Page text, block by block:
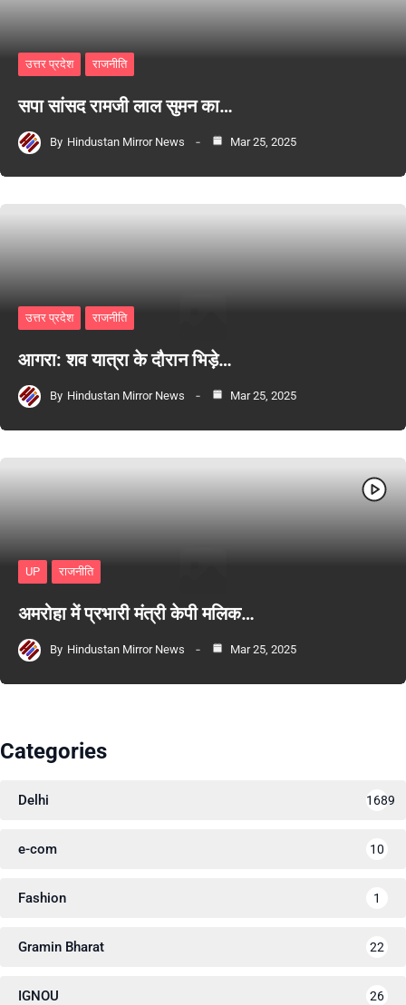
उत्तर प्रदेश राजनीति
सपा सांसद रामजी लाल सुमन का…
By Hindustan Mirror News Mar 25, 2025
उत्तर प्रदेश राजनीति
आगरा: शव यात्रा के दौरान भिड़े…
By Hindustan Mirror News Mar 25, 2025
UP राजनीति
अमरोहा में प्रभारी मंत्री केपी मलिक…
By Hindustan Mirror News Mar 25, 2025
Categories
Delhi 1689
e-com 10
Fashion 1
Gramin Bharat 22
IGNOU 26